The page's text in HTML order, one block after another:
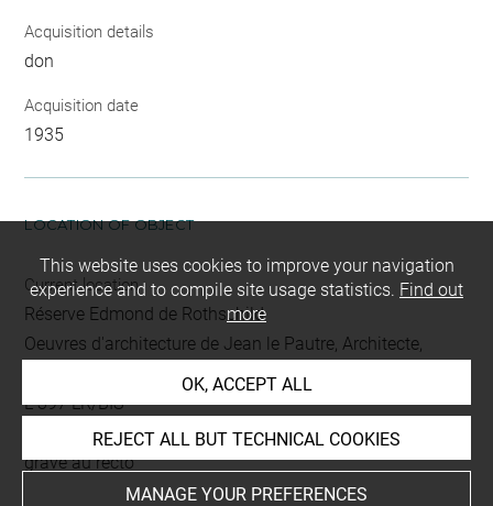
Acquisition details
don
Acquisition date
1935
LOCATION OF OBJECT
Current location
Réserve Edmond de Rothschild
Oeuvres d'architecture de Jean le Pautre, Architecte,
Dessinateur & Graveur du Roi. Tome troisième.
L 397 LR/BIS
gravé au recto
This website uses cookies to improve your navigation
experience and to compile site usage statistics. Find out
more
OK, ACCEPT ALL
REJECT ALL BUT TECHNICAL COOKIES
MANAGE YOUR PREFERENCES